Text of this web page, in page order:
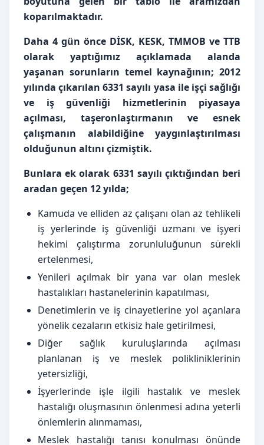
koparılmaktadır.
Daha 4 gün önce DİSK, KESK, TMMOB ve TTB
olarak yaptığımız açıklamada alanda
yaşanan sorunların temel kaynağının; 2012
yılında çıkarılan 6331 sayılı yasa ile işçi sağlığı
ve iş güvenliği hizmetlerinin piyasaya
açılması, taşeronlaştırmanın ve esnek
çalışmanın alabildiğine yaygınlaştırılması
olduğunun altını çizmiştik.
Bunlara ek olarak 6331 sayılı çıktığından beri
aradan geçen 12 yılda;
Kamuda ve elliden az çalışanı olan az tehlikeli
iş yerlerinde iş güvenliği uzmanı ve işyeri
hekimi çalıştırma zorunluluğunun sürekli
ertelenmesi,
Yenileri açılmak bir yana var olan meslek
hastalıkları hastanelerinin kapatılması,
Denetimlerin ve iş cinayetlerine yol açanlara
yönelik cezaların etkisiz hale getirilmesi,
Diğer sağlık kuruluşlarında açılması
planlanan iş ve meslek polikliniklerinin
yetersizliği,
İşyerlerinde işle ilgili hastalık ve meslek
hastalığı oluşmasının önlenmesi adına yeterli
önlemlerin alınmaması,
Meslek hastalığı tanısı konulması önünde